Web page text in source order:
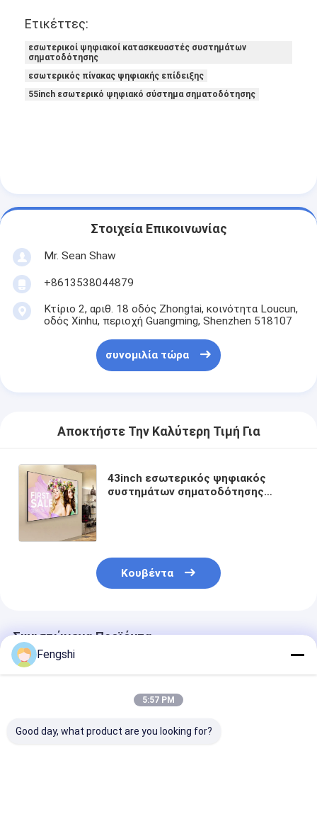
Ετικέττες:
εσωτερικοί ψηφιακοί κατασκευαστές συστημάτων
σηματοδότησης
εσωτερικός πίνακας ψηφιακής επίδειξης
55inch εσωτερικό ψηφιακό σύστημα σηματοδότησης
Στοιχεία Επικοινωνίας
Mr. Sean Shaw
+8613538044879
Κτίριο 2, αριθ. 18 οδός Zhongtai, κοινότητα Loucun,
οδός Xinhu, περιοχή Guangming, Shenzhen 518107
συνομιλία τώρα
Αποκτήστε Την Καλύτερη Τιμή Για
43inch εσωτερικός ψηφιακός
συστημάτων σηματοδότησης
Κουβέντα
Συνιστώμενα Προϊόντα
Fengshi
5:57 PM
Good day, what product are you looking for?